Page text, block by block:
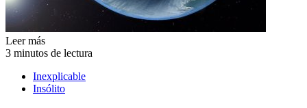
Leer más
3 minutos de lectura
Inexplicable
Insólito